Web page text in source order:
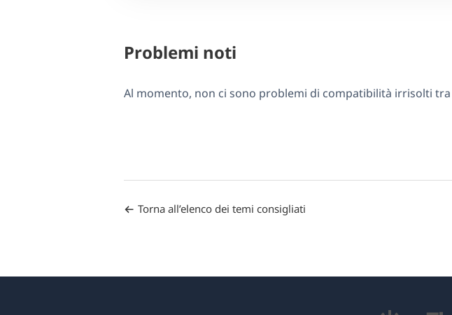
Problemi noti
Al momento, non ci sono problemi di compatibilità irrisolti tra
Torna all’elenco dei temi consigliati